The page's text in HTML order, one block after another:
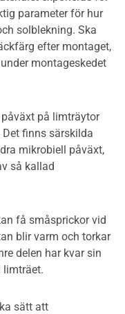
parameter för hur
solblekning. Ska
efter montaget,
montageskedet
på limträytor
finns särskilda
mikrobiell påväxt,
så kallad
få småsprickor vid
blir varm och torkar
delen har kvar sin
limträet.
sätt att